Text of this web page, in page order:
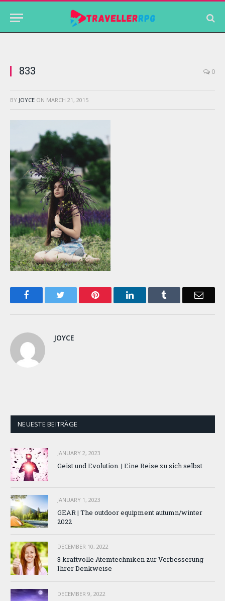
833 0
BY JOYCE ON MARCH 21, 2015
Facebook Pinterest LinkedIn Email
JOYCE
NEUESTE BEITRÄGE
JANUARY 2, 2023
Geist und Evolution. | Eine Reise zu sich selbst
JANUARY 1, 2023
GEAR | The outdoor equipment autumn/winter
2022
DECEMBER 10, 2022
3 kraftvolle Atemtechniken zur Verbesserung
Ihrer Denkweise
DECEMBER 9, 2022